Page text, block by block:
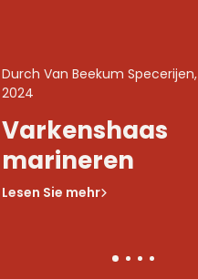
Durch Van Beekum Specerijen,
2024
Varkenshaas
marineren
Lesen Sie mehr